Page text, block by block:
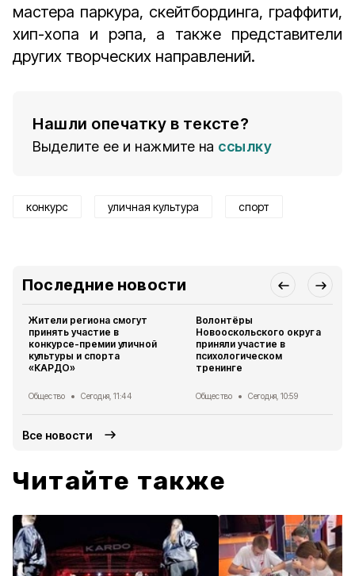
мастера паркура, скейтбординга, граффити,
хип-хопа и рэпа, а также представители
других творческих направлений.
Нашли опечатку в тексте?
Выделите ее и нажмите на ссылку
конкурс уличная культура спорт
Последние новости
Жители региона смогут
принять участие в
конкурсе-премии уличной
культуры и спорта
«КАРДО»
Общество Сегодня, 11:44
Волонтёры
Новооскольского округа
приняли участие в
психологическом
тренинге
Общество Сегодня, 10:59
Все новости
Читайте также